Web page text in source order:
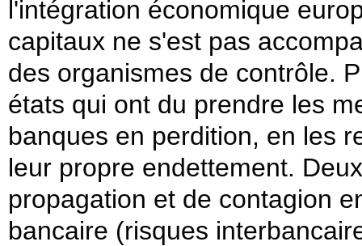
l'intégration économique
capitaux ne s'est pas
des organismes de contrôle.
états qui ont du prendre les
banques en perdition, en les
leur propre endettement.
propagation et de contagion
bancaire (risques